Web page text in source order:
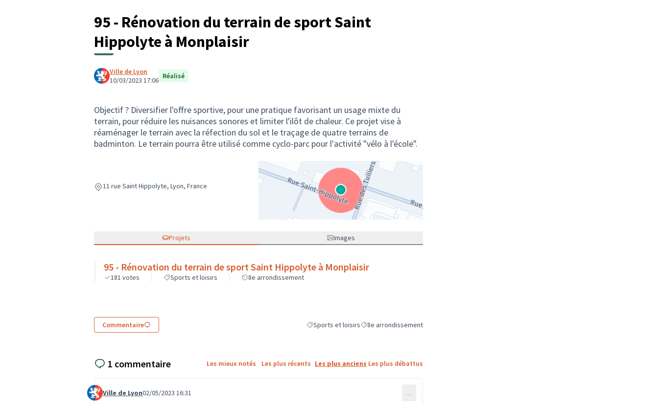
95 - Rénovation du terrain de sport Saint
Hippolyte à Monplaisir
Ville de Lyon
10/03/2023 17:06 Réalisé
Objectif ? Diversifier l'offre sportive, pour une pratique favorisant un usage mixte du
terrain, pour réduire les nuisances sonores et limiter l'ilôt de chaleur. Ce projet vise à
réaménager le terrain avec la réfection du sol et le traçage de quatre terrains de
badminton. Le terrain pourra être utilisé comme cyclo-parc pour l'activité "vélo à l'école".
11 rue Saint Hippolyte, Lyon, France
Projets Images
95 - Rénovation du terrain de sport Saint Hippolyte à Monplaisir
181 votes Sports et loisirs 8e arrondissement
Commentaire Filtrer les résultats de la catégorie : Sports et loisirs
Sports et loisirsFiltrer les résultats pour la localisation : 8e arrondissement
8e arrondissement
1 commentaire Les mieux notés Les plus récents Les plus anciens Les plus débattus
Commentaire 1643
Ville de Lyon02/05/2023 16:31 …